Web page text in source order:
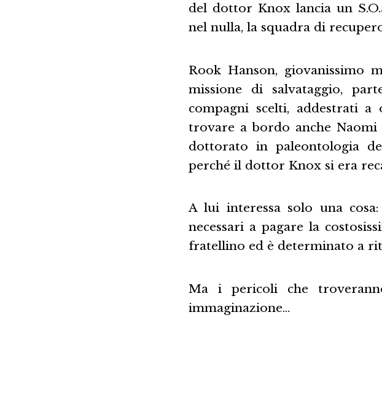
del dottor Knox lancia un
nel nulla, la squadra di
Rook Hanson, giovanissimo
missione di salvataggio,
compagni scelti, addestrati
trovare a bordo anche Naomi
dottorato in paleontologia
perché il dottor Knox si era
A lui interessa solo una
necessari a pagare la
fratellino ed è determinato a
Ma i pericoli che
immaginazione…